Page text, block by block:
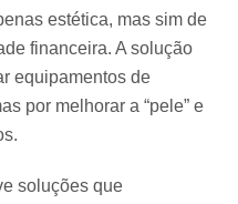
estética, mas sim de
financeira. A solução
equipamentos de
por melhorar a “pele” e
soluções que